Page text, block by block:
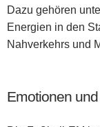
Dazu gehören
Energien in den
Nahverkehrs und
Emotionen